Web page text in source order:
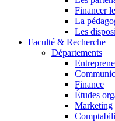
Financer
La
Les
Faculté & Recherche
Départements
Finance
Études
Marketing